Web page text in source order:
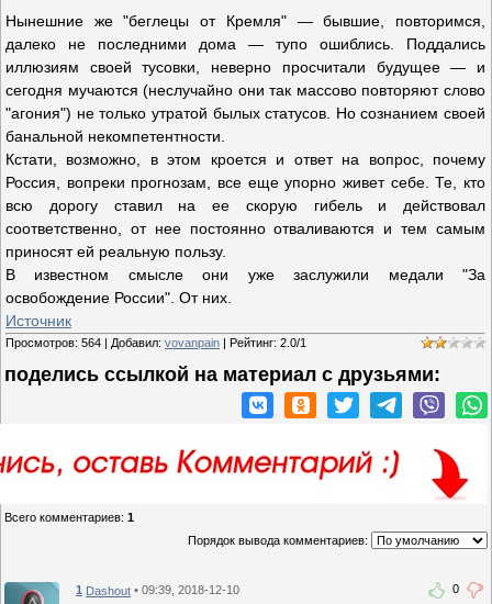
Нынешние же "беглецы от Кремля" — бывшие, повторимся,
далеко не последними дома — тупо ошиблись. Поддались
иллюзиям своей тусовки, неверно просчитали будущее — и
сегодня мучаются (неслучайно они так массово повторяют слово
"агония") не только утратой былых статусов. Но сознанием своей
банальной некомпетентности.
Кстати, возможно, в этом кроется и ответ на вопрос, почему
Россия, вопреки прогнозам, все еще упорно живет себе. Те, кто
всю дорогу ставил на ее скорую гибель и действовал
соответственно, от нее постоянно отваливаются и тем самым
приносят ей реальную пользу.
В известном смысле они уже заслужили медали "За
освобождение России". От них.
Источник
Просмотров: 564 | Добавил: vovanpain | Рейтинг: 2.0/1
поделись ссылкой на материал c друзьями:
Всего комментариев: 1
Порядок вывода комментариев:
0
1 Dashout • 09:39, 2018-12-10